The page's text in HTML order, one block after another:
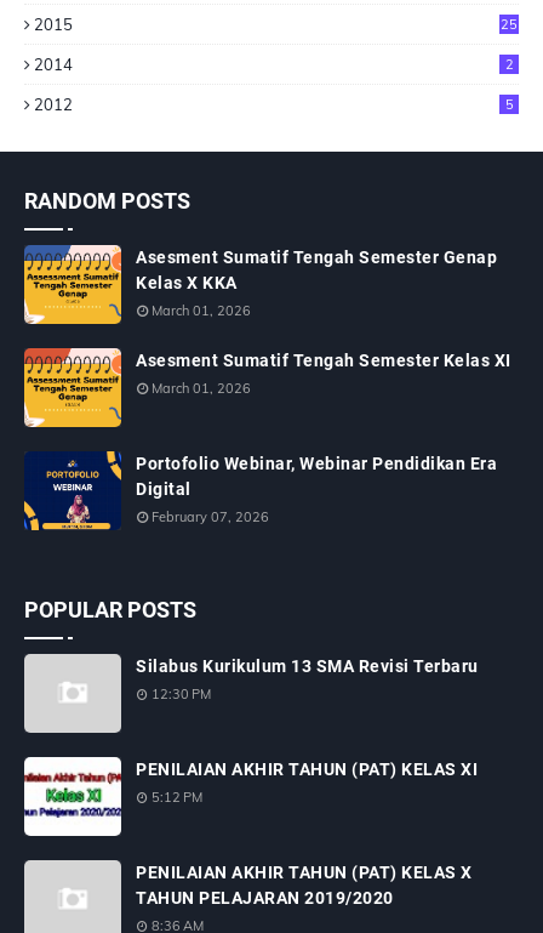
2015 25
2014 2
2012 5
RANDOM POSTS
Asesment Sumatif Tengah Semester Genap
Kelas X KKA
March 01, 2026
Asesment Sumatif Tengah Semester Kelas XI
March 01, 2026
Portofolio Webinar, Webinar Pendidikan Era
Digital
February 07, 2026
POPULAR POSTS
Silabus Kurikulum 13 SMA Revisi Terbaru
12:30 PM
PENILAIAN AKHIR TAHUN (PAT) KELAS XI
5:12 PM
PENILAIAN AKHIR TAHUN (PAT) KELAS X
TAHUN PELAJARAN 2019/2020
8:36 AM